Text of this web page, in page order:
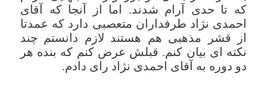
که تا حدی آرام شدند. اما از آنجا که آقای
احمدی نژاد طرفداران متعصبی دارد که عمدتا
از قشر مذهبی هم هستند لازم دانستم چند
نکته ای بیان کنم. قبلش عرض کنم که بنده هر
دو دوره به آقای احمدی نژاد رای دادم.